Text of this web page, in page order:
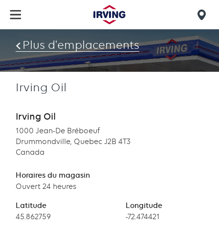
main
content
find
us
Plus d'emplacements
Irving Oil
Irving Oil
1000 Jean-De Bréboeuf
Drummondville, Quebec J2B 4T3
Canada
Horaires du magasin
Ouvert 24 heures
Latitude
Latitude
45.862759
Longitude
Longitude
-72.474421